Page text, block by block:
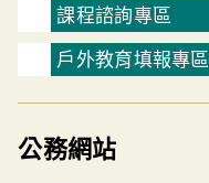
課程諮詢專區
戶外教育填報專區
公務網站